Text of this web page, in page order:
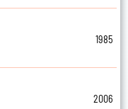
1985
2006